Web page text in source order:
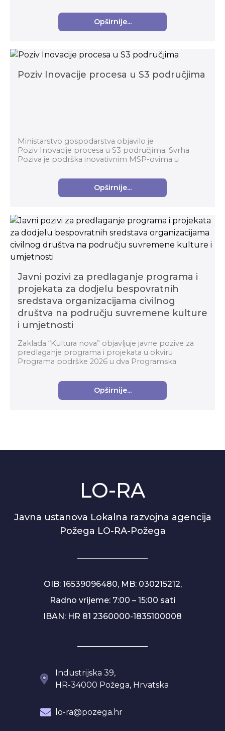
Opširnije...
Poziv Inovacije procesa u S3 područjima
Ministarstvo gospodarstva objavilo je
Poziv Inovacije procesa u S3 područjima. Svrha
Poziva je podrška inovativnim MSP-ovima u
inovativnih proizvoda...
Opširnije...
Javni pozivi za predlaganje programa i
projekata za dodjelu bespovratnih
sredstava organizacijama civilnog
društva na području suvremene kulture
i umjetnosti
Zaklada “Kultura nova” objavljuje javne pozive za
predlaganje programa i projekata u okviru
Programa podrške 2026 u dva Programska
umjetnost za...
Opširnije...
LO-RA
Javna ustanova Lokalna razvojna agencija
Požega LO-RA-Požega
OIB: 16539096480, MB: 030215212,
Radno vrijeme: 7:00 – 15:00 sati
IBAN: HR 81 2360000-1835100008
Industrijska 39,
HR-34000 Požega, Hrvatska
lo-ra@pozega.hr